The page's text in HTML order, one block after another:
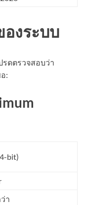
งระบบ
ดตรวจสอบว่า
:
bit)
า